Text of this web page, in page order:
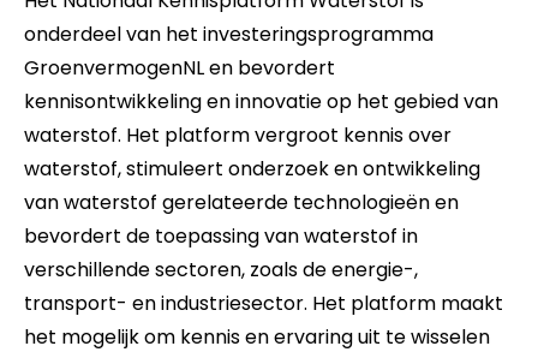
onderdeel van het investeringsprogramma
GroenvermogenNL en bevordert
kennisontwikkeling en innovatie op het gebied van
waterstof. Het platform vergroot kennis over
waterstof, stimuleert onderzoek en ontwikkeling
van waterstof gerelateerde technologieën en
bevordert de toepassing van waterstof in
verschillende sectoren, zoals de energie-,
transport- en industriesector. Het platform maakt
het mogelijk om kennis en ervaring uit te wisselen